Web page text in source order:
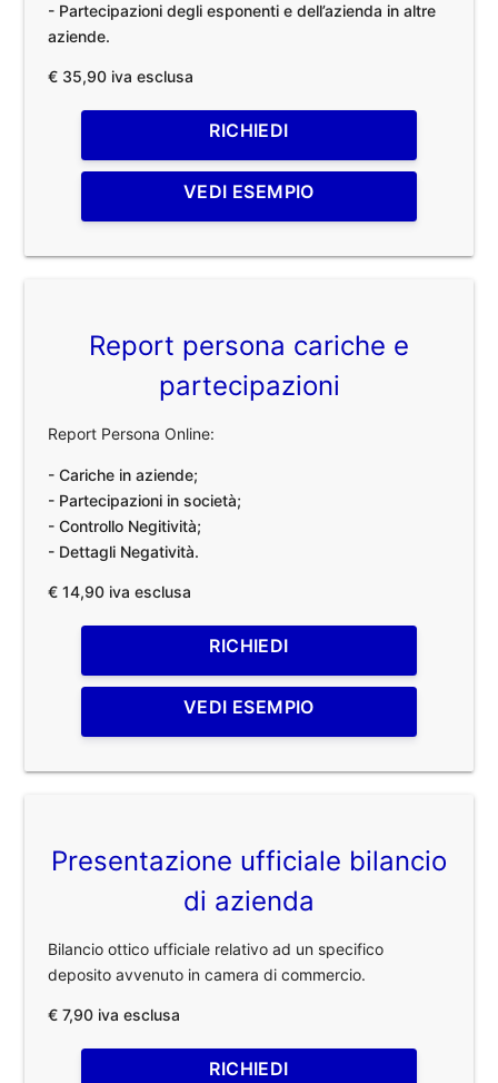
- Partecipazioni degli esponenti e dell’azienda in altre
aziende.
€ 35,90 iva esclusa
RICHIEDI
VEDI ESEMPIO
Report persona cariche e
partecipazioni
Report Persona Online:
- Cariche in aziende;
- Partecipazioni in società;
- Controllo Negitività;
- Dettagli Negatività.
€ 14,90 iva esclusa
RICHIEDI
VEDI ESEMPIO
Presentazione ufficiale bilancio
di azienda
Bilancio ottico ufficiale relativo ad un specifico
deposito avvenuto in camera di commercio.
€ 7,90 iva esclusa
RICHIEDI